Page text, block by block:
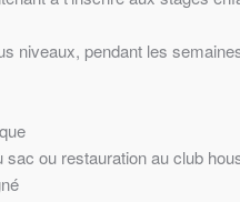
niveaux, pendant les
ou restauration au club